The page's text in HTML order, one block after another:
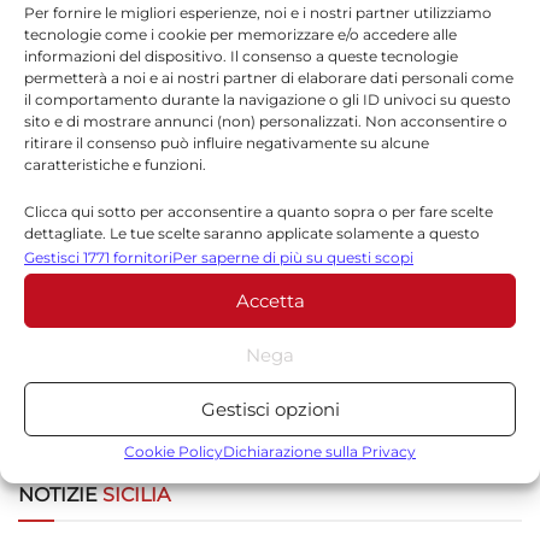
Per fornire le migliori esperienze, noi e i nostri partner utilizziamo
tecnologie come i cookie per memorizzare e/o accedere alle
informazioni del dispositivo. Il consenso a queste tecnologie
permetterà a noi e ai nostri partner di elaborare dati personali come
il comportamento durante la navigazione o gli ID univoci su questo
sito e di mostrare annunci (non) personalizzati. Non acconsentire o
ritirare il consenso può influire negativamente su alcune
caratteristiche e funzioni.
Clicca qui sotto per acconsentire a quanto sopra o per fare scelte
dettagliate. Le tue scelte saranno applicate solamente a questo
sito. È possibile modificare le impostazioni in qualsiasi momento,
compreso il ritiro del consenso, utilizzando i pulsanti della Cookie
Policy o cliccando sul pulsante di gestione del consenso nella parte
inferiore dello schermo.
Statistiche
Archiviare informazioni su dispositivo e/o accedervi, Misurare le
prestazioni degli annunci, Misurare le prestazioni dei contenuti,
combinazione di dati provenienti da fonti diverse.
Gestisci 1771 fornitoriPer saperne di più su questi scopi
Accetta
Nega
Gestisci opzioni
Cookie PolicyDichiarazione sulla Privacy
Nome*
Email*
Sito web
NOTIZIESICILIA